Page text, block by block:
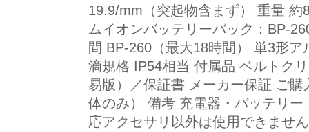
19.9/mm（突起物含まず） 重量
ムイオンバッテリーバック：BP-
間 BP-260（最大18時間） 単3形
滴規格 IP54相当 付属品 ベルトク
易版）／保証書 メーカー保証 ご
体のみ） 備考 充電器・バッテリ
応アクセサリ以外は使用できませ